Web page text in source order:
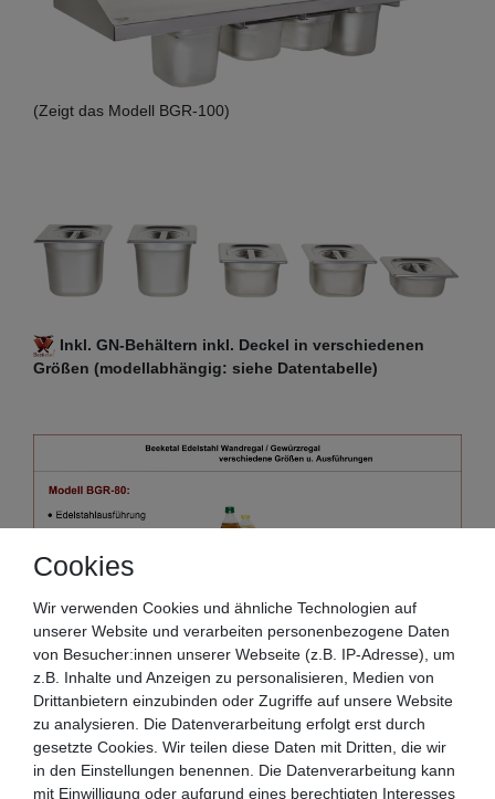
(Zeigt das Modell BGR-100)
Inkl. GN-Behältern inkl. Deckel in verschiedenen
Größen (modellabhängig: siehe Datentabelle)
Cookies
Wir verwenden Cookies und ähnliche Technologien auf
unserer Website und verarbeiten personenbezogene Daten
von Besucher:innen unserer Webseite (z.B. IP-Adresse), um
z.B. Inhalte und Anzeigen zu personalisieren, Medien von
Drittanbietern einzubinden oder Zugriffe auf unsere Website
zu analysieren. Die Datenverarbeitung erfolgt erst durch
gesetzte Cookies. Wir teilen diese Daten mit Dritten, die wir
in den Einstellungen benennen. Die Datenverarbeitung kann
mit Einwilligung oder aufgrund eines berechtigten Interesses